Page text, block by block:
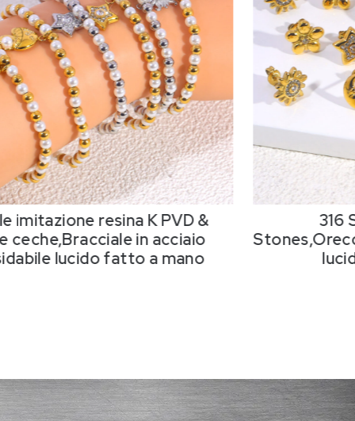
imitazione resina K PVD &
ceche,Bracciale in acciaio
lucido fatto a mano
316
Stones